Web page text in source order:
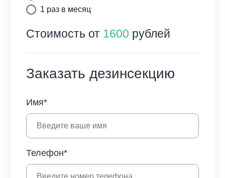
1 раз в месяц
Стоимость от 1600 рублей
Заказать дезинсекцию
Имя*
Телефон*